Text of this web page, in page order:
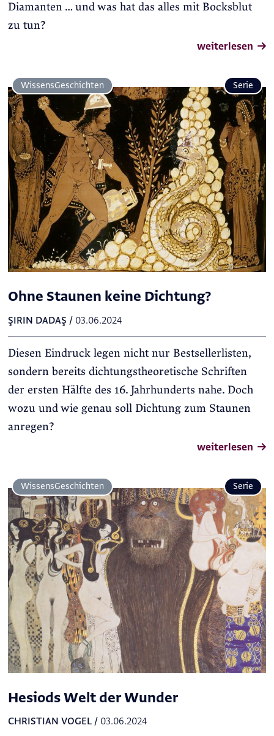
Diamanten … und was hat das alles mit Bocksblut
zu tun?
weiterlesen
Wissens­Geschichten Serie
Ohne Staunen keine Dichtung?
ŞIRIN DADAŞ / 03.06.2024
Diesen Eindruck legen nicht nur Bestsellerlisten,
sondern bereits dichtungstheoretische Schriften
der ersten Hälfte des 16. Jahrhunderts nahe. Doch
wozu und wie genau soll Dichtung zum Staunen
anregen?
weiterlesen
Wissens­Geschichten Serie
Hesiods Welt der Wunder
CHRISTIAN VOGEL/ 03.06.2024